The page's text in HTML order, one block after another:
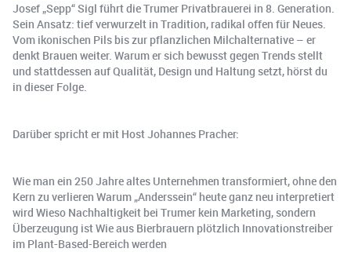
Josef „Sepp“ Sigl führt die Trumer Privatbrauerei in 8. Generation.
Sein Ansatz: tief verwurzelt in Tradition, radikal offen für Neues.
Vom ikonischen Pils bis zur pflanzlichen Milchalternative – er
denkt Brauen weiter. Warum er sich bewusst gegen Trends stellt
und stattdessen auf Qualität, Design und Haltung setzt, hörst du
in dieser Folge.
Darüber spricht er mit Host Johannes Pracher:
Wie man ein 250 Jahre altes Unternehmen transformiert, ohne den
Kern zu verlieren Warum „Anderssein“ heute ganz neu interpretiert
wird Wieso Nachhaltigkeit bei Trumer kein Marketing, sondern
Überzeugung ist Wie aus Bierbrauern plötzlich Innovationstreiber
im Plant-Based-Bereich werden